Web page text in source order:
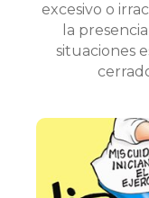
excesivo o
la
situaciones